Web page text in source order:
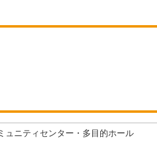
ュニティセンター・多目的ホール